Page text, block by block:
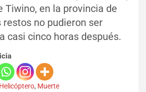
Tiwino, en la provincia de
restos no pudieron ser
casi cinco horas después.
Helicóptero, Muerte